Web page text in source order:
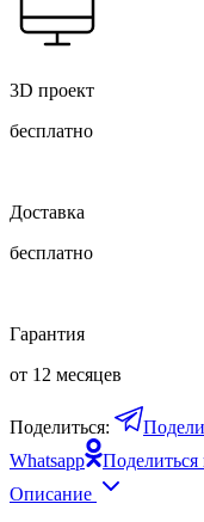
3D проект
бесплатно
Доставка
бесплатно
Гарантия
от 12 месяцев
Поделиться:
Whatsapp
Поделиться
Описание